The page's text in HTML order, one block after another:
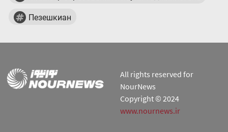
Пезешкиан
All rights reserved for
NourNews
Copyright © 2024
www.nournews.ir